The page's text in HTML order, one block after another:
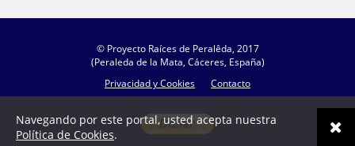
© Proyecto Raíces de Peralêda, 2017
(Peraleda de la Mata, Cáceres, España)
Privacidad y Cookies
Contacto
Navegando por este portal, usted acepta nuestra
Política de Cookies.